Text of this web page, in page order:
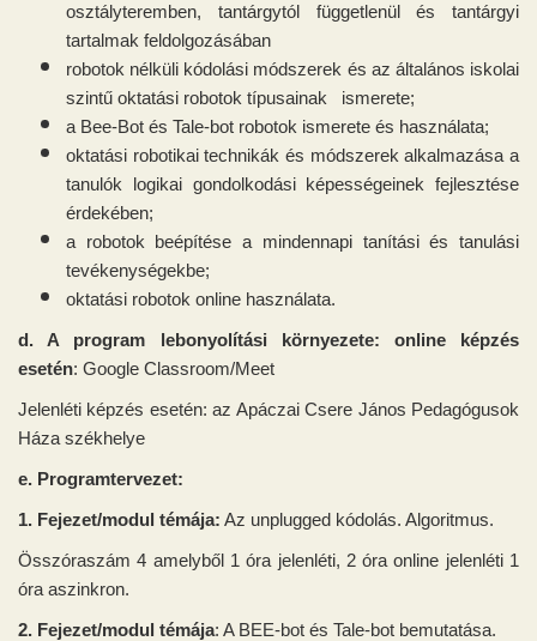
osztályteremben, tantárgytól függetlenül és tantárgyi
tartalmak feldolgozásában
robotok nélküli kódolási módszerek és az általános iskolai
szintű oktatási robotok típusainak ismerete;
a Bee-Bot és Tale-bot robotok ismerete és használata;
oktatási robotikai technikák és módszerek alkalmazása a
tanulók logikai gondolkodási képességeinek fejlesztése
érdekében;
a robotok beépítése a mindennapi tanítási és tanulási
tevékenységekbe;
oktatási robotok online használata.
d. A program lebonyolítási környezete: online képzés
esetén: Google Classroom/Meet
Jelenléti képzés esetén: az Apáczai Csere János Pedagógusok
Háza székhelye
e. Programtervezet:
1. Fejezet/modul témája: Az unplugged kódolás. Algoritmus.
Összóraszám 4 amelyből 1 óra jelenléti, 2 óra online jelenléti 1
óra aszinkron.
2. Fejezet/modul témája: A BEE-bot és Tale-bot bemutatása.